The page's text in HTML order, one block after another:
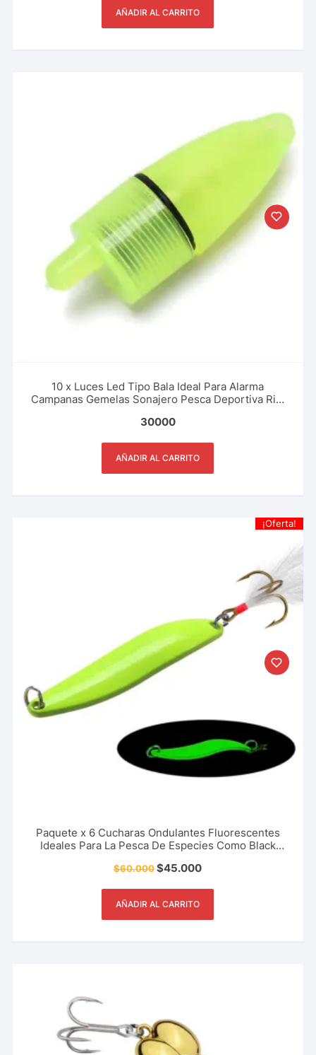
AÑADIR AL CARRITO
10 x Luces Led Tipo Bala Ideal Para Alarma
Campanas Gemelas Sonajero Pesca Deportiva Rio,
30000
AÑADIR AL CARRITO
¡Oferta!
Paquete x 6 Cucharas Ondulantes Fluorescentes
Ideales Para La Pesca De Especies Como Black
$60.000$45.000
AÑADIR AL CARRITO